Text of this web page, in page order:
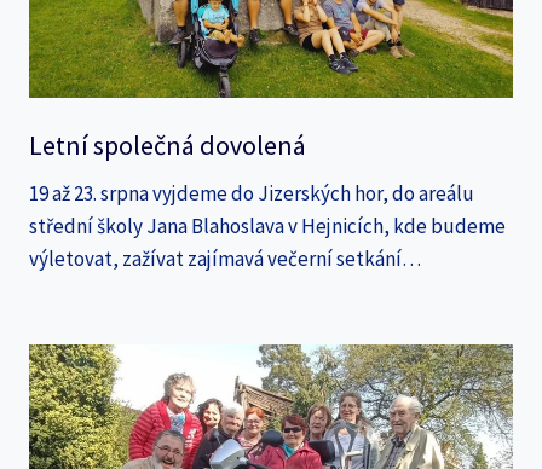
Letní společná dovolená
19 až 23. srpna vyjdeme do Jizerských hor, do areálu
střední školy Jana Blahoslava v Hejnicích, kde budeme
výletovat, zažívat zajímavá večerní setkání…